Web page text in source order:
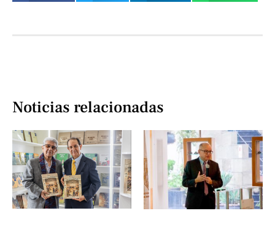
Noticias relacionadas